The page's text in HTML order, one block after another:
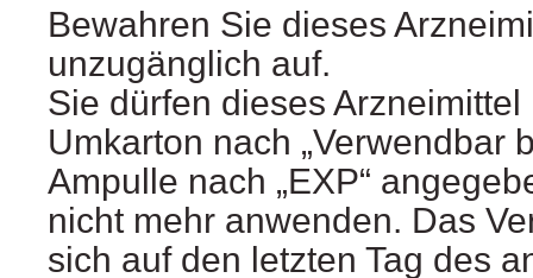
Bewahren Sie dieses
unzugänglich auf.
Sie dürfen dieses
Umkarton nach „Verwendbar
Ampulle nach „EXP“
nicht mehr anwenden. Das
sich auf den letzten Tag des